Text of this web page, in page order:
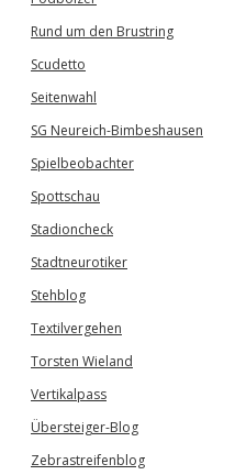
Rund um den Brustring
Scudetto
Seitenwahl
SG Neureich-Bimbeshausen
Spielbeobachter
Spottschau
Stadioncheck
Stadtneurotiker
Stehblog
Textilvergehen
Torsten Wieland
Vertikalpass
Übersteiger-Blog
Zebrastreifenblog